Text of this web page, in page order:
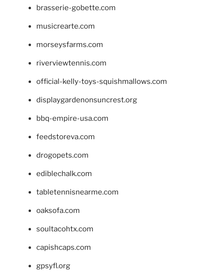
brasserie-gobette.com
musicrearte.com
morseysfarms.com
riverviewtennis.com
official-kelly-toys-squishmallows.com
displaygardenonsuncrest.org
bbq-empire-usa.com
feedstoreva.com
drogopets.com
ediblechalk.com
tabletennisnearme.com
oaksofa.com
soultacohtx.com
capishcaps.com
gpsyfl.org